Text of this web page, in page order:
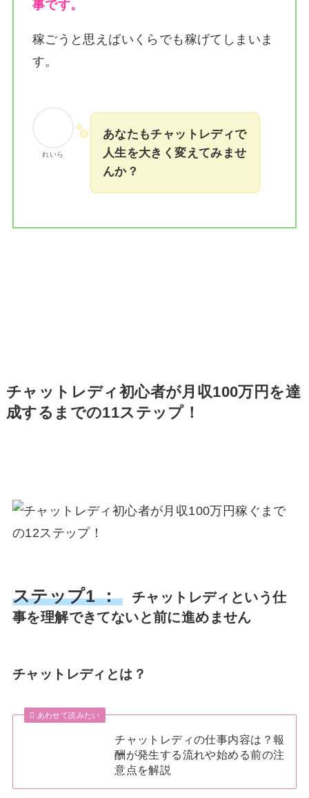
事です。
稼ごうと思えばいくらでも稼げてしまいま
す。
れいら
あなたもチャットレディで
人生を大きく変えてみませ
んか？
チャットレディ初心者が月収100万円を達
成するまでの11ステップ！
ステップ1 ：
チャットレディという仕
事を理解できてないと前に進めません
チャットレディとは？
あわせて読みたい
チャットレディの仕事内容は？報
酬が発生する流れや始める前の注
意点を解説